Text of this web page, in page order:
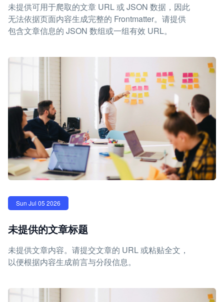
未提供可用于爬取的文章 URL 或 JSON 数据，因此
无法依据页面内容生成完整的 Frontmatter。请提供
包含文章信息的 JSON 数组或一组有效 URL。
Sun Jul 05 2026
未提供的文章标题
未提供文章内容。请提交文章的 URL 或粘贴全文，
以便根据内容生成前言与分段信息。